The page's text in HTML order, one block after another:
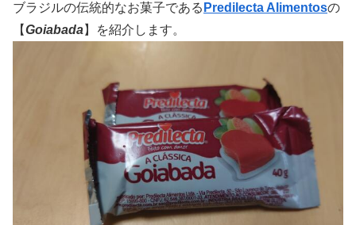
ブラジルの伝統的なお菓子である Predilecta Alimentosの
【Goiabada】を紹介します。